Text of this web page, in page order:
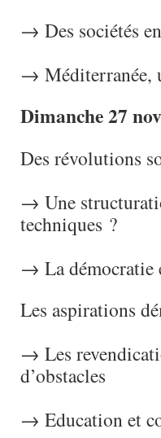
→ Des sociétés
→ Méditerranée,
Dimanche 27
Des révolutions
→ Une
techniques ?
→ La démocratie
Les aspirations
→ Les
d’obstacles
→ Education et